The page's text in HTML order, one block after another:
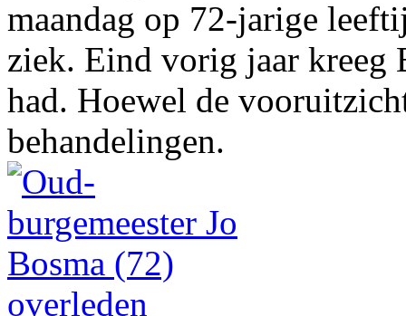
maandag op 72-jarige
ziek. Eind vorig jaar kreeg
had. Hoewel de
behandelingen.